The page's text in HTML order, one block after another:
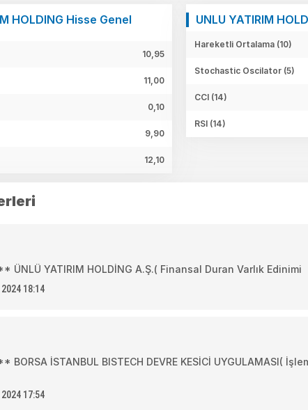
HOLDING Hisse Genel
10,95
11,00
0,10
9,90
12,10
UNLU YATIRIM
Hareketli Ortalama (10)
Stochastic Oscilator (5)
CCI (14)
RSI (14)
YATIRIM HOLDİNG A.Ş.( Finansal Duran Varlık Edinimi
18:14
İSTANBUL BISTECH DEVRE KESİCİ UYGULAMASI(
17:54